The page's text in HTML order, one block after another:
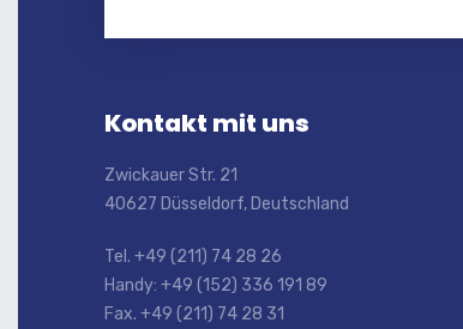
Kontakt mit uns
Zwickauer Str. 21
40627 Düsseldorf, Deutschland
Tel. +49 (211) 74 28 26
Handy: +49 (152) 336 191 89
Fax. +49 (211) 74 28 31